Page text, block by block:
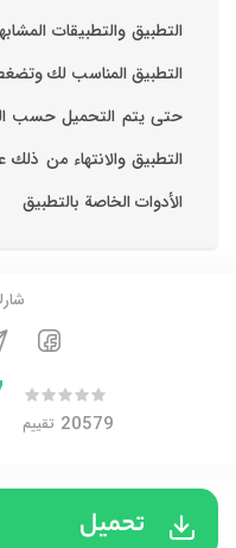
التطبيق والتطبيقات
التطبيق المناسب لك
حتى يتم التحميل حسب
التطبيق والانتهاء من
الأدوات الخاصة بالتطبيق
20579 تقييم
تحميل